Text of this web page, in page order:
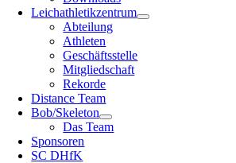
Leichathletikzentrum
Abteilung
Athleten
Geschäftsstelle
Mitgliedschaft
Rekorde
Distance Team
Bob/Skeleton
Das Team
Sponsoren
SC DHfK